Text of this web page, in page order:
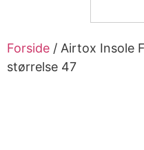
Forside / Airtox Insole
størrelse 47